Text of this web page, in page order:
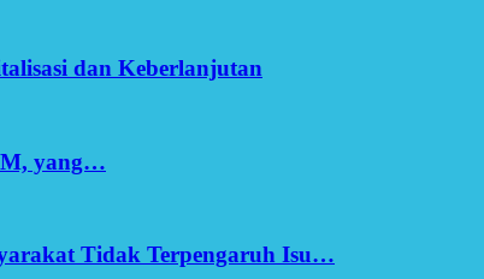
dan Keberlanjutan
M, yang…
Tidak Terpengaruh Isu…